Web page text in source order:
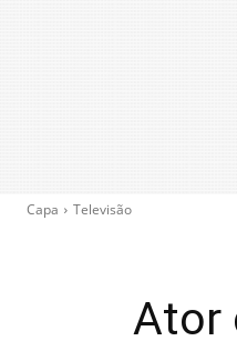
Capa Televisão
Ator